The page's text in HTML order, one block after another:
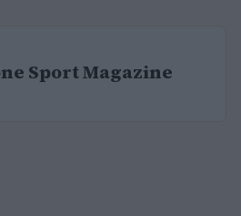
Sport Magazine